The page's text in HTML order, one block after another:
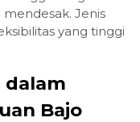
Jenis
yang tinggi
dalam
Bajo